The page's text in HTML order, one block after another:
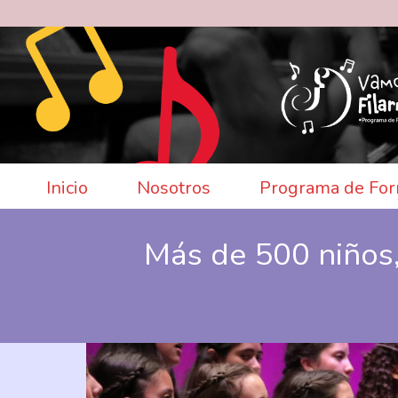
Inicio Nosotros Programa de
Más de 500